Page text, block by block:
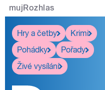
mujRozhlas
Hry a četby
Krimi
Pohádky
Pořady
Živé vysílání